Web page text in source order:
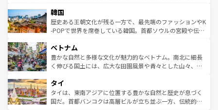
ワイを、存分に味わってほしい。 なお、新着のハワイ情報
はコンテンツ一覧を参照してほしい。
いる。アクティビティも充実しており、サーフィンやダイ
ビング、ハイキングなど、アウトドア好きにはたまらな
い。オーストラリアの多彩な魅力を存分に味わいつくそ
参照してほしい。
ン）、静ひつな山岳地帯である台湾東部など、都市の喧騒
と山間の静けさが共存しており、訪れる人に新しい発見と
驚きをもたらしてくれる。また、奥深い台湾の食文化も魅
容にもいいと評判のスイーツなど、バラエティ豊かな料理
が味わえる。 なお、新着の台湾情報は コンテンツ一覧を参
照してほしい。
韓国
歴史ある王朝文化が残る一方で、最先端のファッションやK
-POPで世界を席巻している韓国。首都ソウルの宮殿や伝統
き、地方に足を延ばせば四季折々の自然美を楽しむことが
できる。そして、キムチや焼肉、絶品のストリートフード
まで、さまざまな韓国料理が待っている。夜には、韓国な
リティに包まれながら、韓国の多彩な魅力を心ゆくまで味
わってみてほしい。 なお、新着の韓国情報はコンテンツ一
覧を参照してほしい。
ベトナム
豊かな自然と多様な文化が魅力的なベトナム。南北に細長
く伸びる国土には、広大な田園風景や青々とした山々、世
急速な発展と共に伝統が息づく。ハノイの古い町並みやホ
ーチミン市のフランス統治時代の建物も、独特の雰囲気を
醸し出している。また、バラエティの豊かさとおいしさで
タイ
タイは、東南アジアに位置する豊かな自然と歴史が息づく
国だ。首都バンコクは高層ビルが立ち並ぶ一方、伝統的な